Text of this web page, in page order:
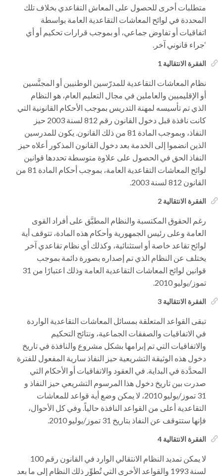
متطلبات أخرى للحصول على المعاش التقاعدي بخلاف تلك
المحددة في لوائح المعاشات التقاعدية العامة بواسطة
اتفاقيات أو تفاوض جماعي، أو بموجب قرارات تحكيم أو أي
‘جراء قانوني آخر.
الفقرة الانتقالية 1
نظام المعاشات التقاعدية للمدرّسين الوطنيين أو المجنَّسين
أو الإقليميين والعاملين في مجال التعليم العام، هو النظام
الذي تم تأسيسه لمهنة التدريس بموجب الأحكام القانونية التي
كانت نافذة قبل دخول القانون رقم 812 لسنة 2003 حيز
النفاذ، وبموجب المادة 81 من ذلك القانون. يكون للمدرسين
الذين انضموا إلى الخدمة بعد دخول القانون المذكور أعلاه حيز
النفاذ الحق في الحصول على علاوة متوسطة تحددها قوانين
لوائح المعاشات التقاعدية العامة، بموجب أحكام المادة 81 من
القانون 812 لسنة 2003.
الفقرة الانتقالية 2
رغم الحقوق المكتسبة والنظام المطبَّق على أفراد القوى
العامة وعلى رئيس الجمهورية وأحكام هذه المادة، تتوقف أية
لوائح تقاعد خاصة أو استثنائية، وكذلك أي نظام تقاعدي آخر
يختلف عن النظام الذي تم إصداره بصورة دائمة بموجب
قوانين لوائح المعاشات التقاعدية العامة وذلك اعتبارًا من 31
تموز/يوليو 2010.
الفقرة الانتقالية 3
تبقى القواعد المتعلقة بمسائل المعاشات التقاعدية الواردة
في الاتفاقيات والصفقات الجماعية، ونتائج التحكيم
والاتفاقيات التي تم إبرامها بشكل مشروع والنافذة في تاريخ
دخول هذه الوثيقة التشريعية حيز النفاذ سارية المفعول للفترة
المحدَّدة في البداية. في العقود والاتفاقيات أو الأحكام التي
صدرت بين تاريخ دخول هذا المرسوم التشريعي حيز النفاذ و
31 تموز/يوليو 2010، لا يمكن وضع أية قواعد للمعاشات
التقاعدية أعلى من القواعد النافذة حالياً. وفي كل الأحوال،
فإنها ستتوقف عن النفاذ بتاريخ 31 تموز/يوليو 2010.
الفقرة الانتقالية 4
لا يمكن تمديد النظام الانتقالي الوارد في القانون رقم 100
لسنة 1993 والقواعد الأخرى التي تُطوِّر ذلك النظام إلى ما بعد